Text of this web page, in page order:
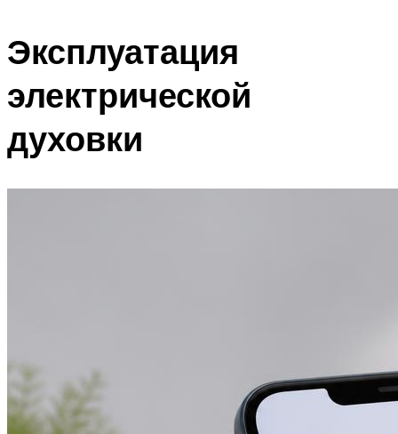
Эксплуатация
электрической
духовки